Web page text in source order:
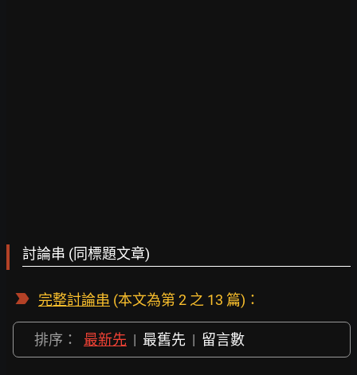
討論串 (同標題文章)
完整討論串 (本文為第 2 之 13 篇)：
排序： 最新先 | 最舊先 | 留言數